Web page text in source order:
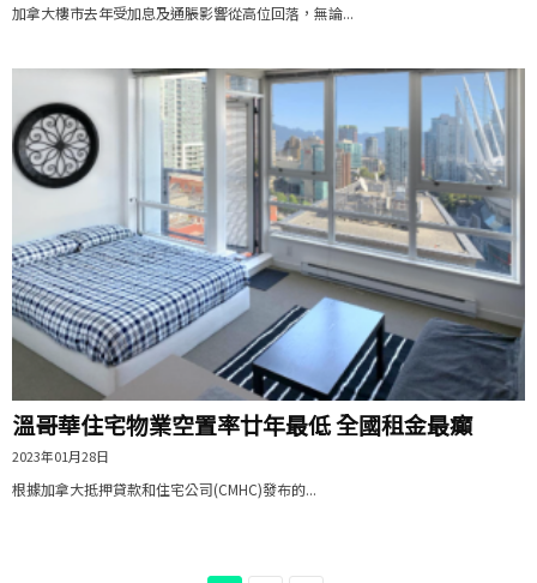
加拿大樓市去年受加息及通脹影響從高位回落，無論...
溫哥華住宅物業空置率廿年最低 全國租金最癲
2023年01月28日
根據加拿大抵押貸款和住宅公司(CMHC)發布的...